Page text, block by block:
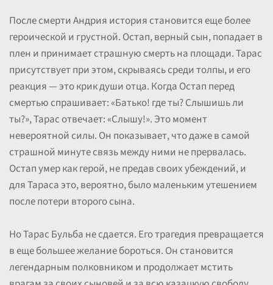
После смерти Андрия история становится еще более
героической и грустной. Остап, верный сын, попадает в
плен и принимает страшную смерть на площади. Тарас
присутствует при этом, скрываясь среди толпы, и его
реакция — это крик души отца. Когда Остап перед
смертью спрашивает: «Батько! где ты? Слышишь ли
ты?», Тарас отвечает: «Слышу!». Это момент
невероятной силы. Он показывает, что даже в самой
страшной минуте связь между ними не прервалась.
Остап умер как герой, не предав своих убеждений, и
для Тараса это, вероятно, было маленьким утешением
после потери второго сына.
Но Тарас Бульба не сдается. Его трагедия превращается
в еще большее желание бороться. Он становится
легендарным полковником и продолжает мстить